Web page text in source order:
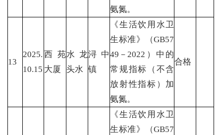
氨氮。
13
2025.
10.15
西苑
大厦
水龙
头水
浔中
镇
《生活饮用水卫
生标准》（GB57
49－2022）中的
常规指标（不含
放射性指标）加
氨氮。
合格
《生活饮用水卫
生标准》（GB57